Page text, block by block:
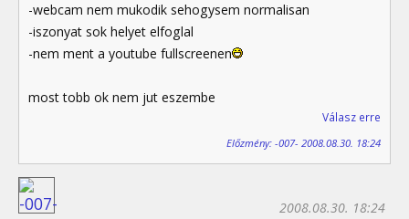
-webcam nem mukodik sehogysem normalisan
-iszonyat sok helyet elfoglal
-nem ment a youtube fullscreenen
most tobb ok nem jut eszembe
Válasz erre
Előzmény: -007- 2008.08.30. 18:24
2008.08.30. 18:24